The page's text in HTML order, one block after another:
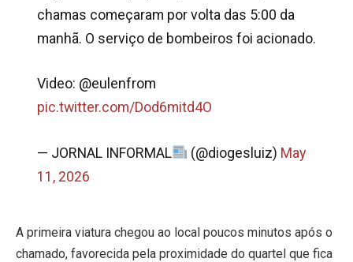
chamas começaram por volta das 5:00 da
manhã. O serviço de bombeiros foi acionado.
Video: @eulenfrom
pic.twitter.com/Dod6mitd4O
— JORNAL INFORMAL (@diogesluiz) May
11, 2026
A primeira viatura chegou ao local poucos minutos após o
chamado, favorecida pela proximidade do quartel que fica